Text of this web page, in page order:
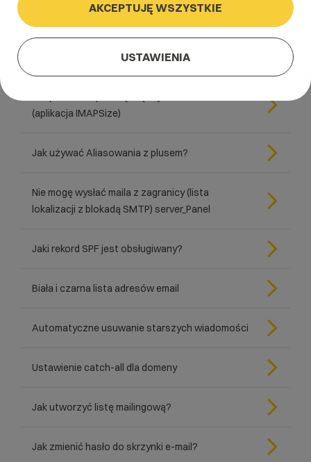
Limit pojemności kont pocztowych dla domeny
Jak zablokować konto email?
(aplikacja IMAPSize)
Jak używać Aliasowania z plusem?
Nie mogę wysłać maila z zagranicy (lista
lokalizacji z blokadą SMTP) server_Panel
Jaki rekord SPF jest obsługiwany?
Biała i czarna lista adresów email
Automatyczne usuwanie starszych wiadomości
Ustawienie catch-all dla domeny
Jak utworzyć listę mailingową?
Jak zmienić hasło do skrzynki e-mail?
AKCEPTUJĘ WSZYSTKIE
USTAWIENIA